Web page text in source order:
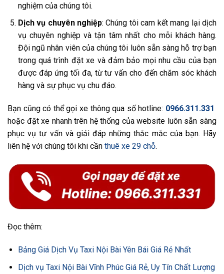
nghiệm của chúng tôi.
Dịch vụ chuyên nghiệp: Chúng tôi cam kết mang lại dịch
vụ chuyên nghiệp và tận tâm nhất cho mỗi khách hàng.
Đội ngũ nhân viên của chúng tôi luôn sẵn sàng hỗ trợ bạn
trong quá trình đặt xe và đảm bảo mọi nhu cầu của bạn
được đáp ứng tối đa, từ tư vấn cho đến chăm sóc khách
hàng và sự phục vụ chu đáo.
Bạn cũng có thể gọi xe thông qua số hotline: 0966.311.331
hoặc đặt xe nhanh trên hệ thống của website luôn sẵn sàng
phục vụ tư vấn và giải đáp những thắc mắc của bạn. Hãy
liên hệ với chúng tôi khi cần thuê xe 29 chỗ.
Đọc thêm:
Bảng Giá Dịch Vụ Taxi Nội Bài Yên Bái Giá Rẻ Nhất
Dịch vụ Taxi Nội Bài Vĩnh Phúc Giá Rẻ, Uy Tín Chất Lượng